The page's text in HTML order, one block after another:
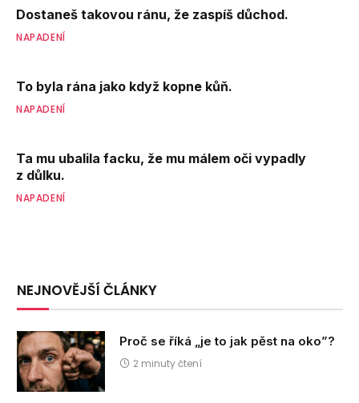
Dostaneš takovou ránu, že zaspíš důchod.
NAPADENÍ
To byla rána jako když kopne kůň.
NAPADENÍ
Ta mu ubalila facku, že mu málem oči vypadly
z důlku.
NAPADENÍ
NEJNOVĚJŠÍ ČLÁNKY
Proč se říká „je to jak pěst na oko”?
2 minuty čtení